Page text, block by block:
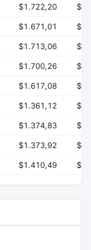
$1.722,20
$1.671,01
$1.713,06
$1.700,26
$1.617,08
$1.361,12
$1.374,83
$1.373,92
$1.410,49